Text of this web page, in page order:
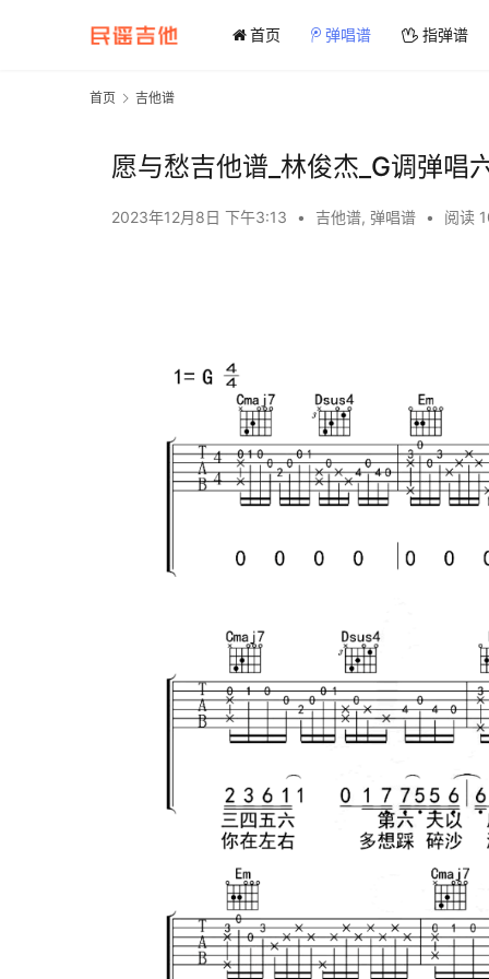
首页 弹唱谱 指弹谱
首页 吉他谱
愿与愁吉他谱_林俊杰_G调弹唱
2023年12月8日 下午3:13 • 吉他谱, 弹唱谱 • 阅读